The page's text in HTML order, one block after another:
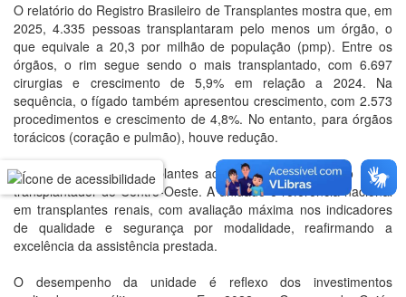
O relatório do Registro Brasileiro de Transplantes mostra que, em
2025, 4.335 pessoas transplantaram pelo menos um órgão, o
que equivale a 20,3 por milhão de população (pmp). Entre os
órgãos, o rim segue sendo o mais transplantado, com 6.697
cirurgias e crescimento de 5,9% em relação a 2024. Na
sequência, o fígado também apresentou crescimento, com 2.573
procedimentos e crescimento de 4,8%. No entanto, para órgãos
torácicos (coração e pulmão), houve redução.
Com quase 1.378 transplantes acumulados, o HGG é o maior
transplantador do Centro-Oeste. A unidade é referência nacional
em transplantes renais, com avaliação máxima nos indicadores
de qualidade e segurança por modalidade, reafirmando a
excelência da assistência prestada.
O desempenho da unidade é reflexo dos investimentos